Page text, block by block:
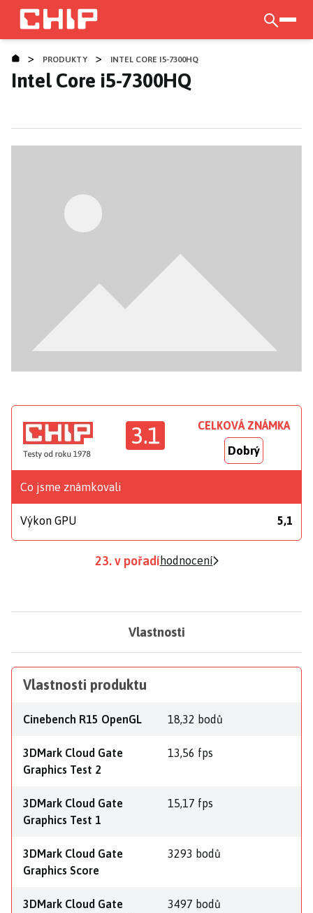
Přejít
hlavnímu
obsahu
> PRODUKTY > INTEL CORE I5-7300HQ
Intel Core i5-7300HQ
3.1 CELKOVÁ ZNÁMKA
Dobrý
Co jsme známkovali
Výkon GPU 5,1
23. v pořadí hodnocení
Vlastnosti
Vlastnosti produktu
Cinebench R15 OpenGL 18,32 bodů
3DMark Cloud Gate
Graphics Test 2
13,56 fps
3DMark Cloud Gate
Graphics Test 1
15,17 fps
3DMark Cloud Gate
Graphics Score
3293 bodů
3DMark Cloud Gate
3497 bodů